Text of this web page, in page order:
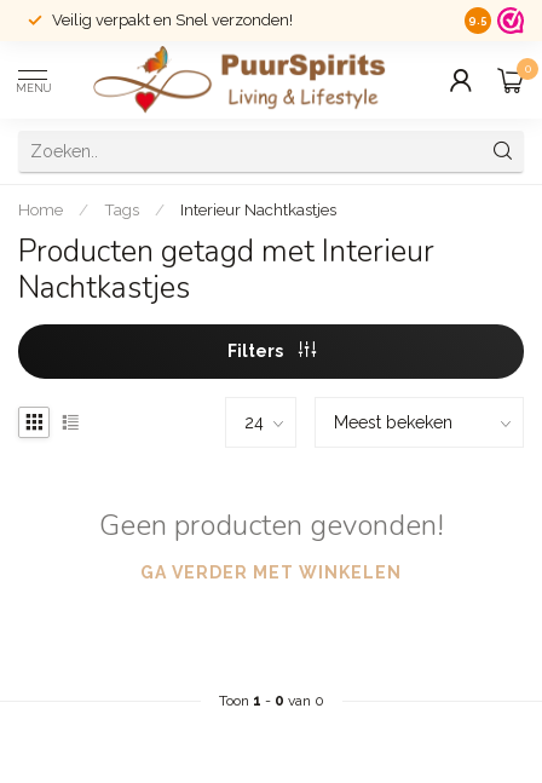
Veilig verpakt en Snel verzonden! 14 dagen
9.5
MENU
0
Home / Tags / Interieur Nachtkastjes
Producten getagd met Interieur
Nachtkastjes
Filters
Geen producten gevonden!
GA VERDER MET WINKELEN
Toon 1 - 0 van 0